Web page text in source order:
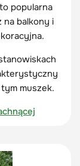
popularna
balkony i
muszek.